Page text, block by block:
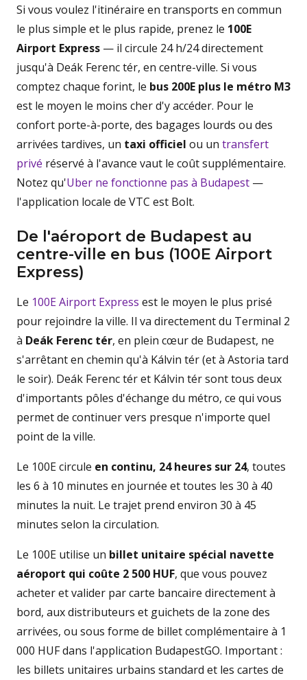
Si vous voulez l'itinéraire en transports en commun
le plus simple et le plus rapide, prenez le 100E
Airport Express — il circule 24 h/24 directement
jusqu'à Deák Ferenc tér, en centre-ville. Si vous
comptez chaque forint, le bus 200E plus le métro M3
est le moyen le moins cher d'y accéder. Pour le
confort porte-à-porte, des bagages lourds ou des
arrivées tardives, un taxi officiel ou un transfert
privé réservé à l'avance vaut le coût supplémentaire.
Notez qu'Uber ne fonctionne pas à Budapest —
l'application locale de VTC est Bolt.
De l'aéroport de Budapest au
centre-ville en bus (100E Airport
Express)
Le 100E Airport Express est le moyen le plus prisé
pour rejoindre la ville. Il va directement du Terminal 2
à Deák Ferenc tér, en plein cœur de Budapest, ne
s'arrêtant en chemin qu'à Kálvin tér (et à Astoria tard
le soir). Deák Ferenc tér et Kálvin tér sont tous deux
d'importants pôles d'échange du métro, ce qui vous
permet de continuer vers presque n'importe quel
point de la ville.
Le 100E circule en continu, 24 heures sur 24, toutes
les 6 à 10 minutes en journée et toutes les 30 à 40
minutes la nuit. Le trajet prend environ 30 à 45
minutes selon la circulation.
Le 100E utilise un billet unitaire spécial navette
aéroport qui coûte 2 500 HUF, que vous pouvez
acheter et valider par carte bancaire directement à
bord, aux distributeurs et guichets de la zone des
arrivées, ou sous forme de billet complémentaire à 1
000 HUF dans l'application BudapestGO. Important :
les billets unitaires urbains standard et les cartes de